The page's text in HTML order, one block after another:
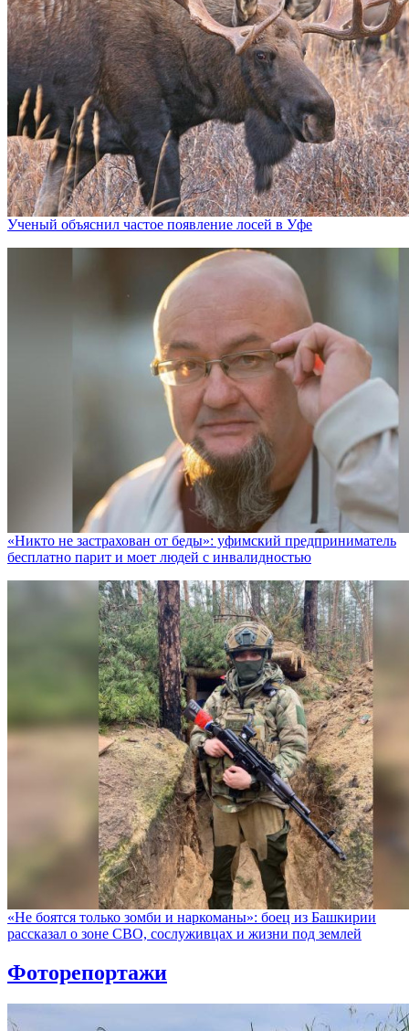
Ученый объяснил частое появление лосей в Уфе
«Никто не заcтрахован от беды»: уфимский предприниматель
бесплатно парит и моет людей с инвалидностью
«Не боятся только зомби и наркоманы»: боец из Башкирии
рассказал о зоне СВО, сослуживцах и жизни под землей
Фоторепортажи